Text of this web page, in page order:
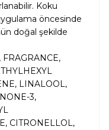
Koku
öncesinde
doğal şekilde
LINALOOL,
3,
CITRONELLOL,